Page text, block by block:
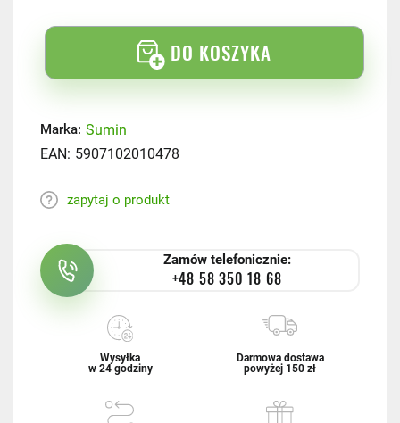
DO KOSZYKA
Marka: Sumin
EAN: 5907102010478
zapytaj o produkt
Zamów telefonicznie:
+48 58 350 18 68
Wysyłka
w 24 godziny
Darmowa dostawa
powyżej 150 zł